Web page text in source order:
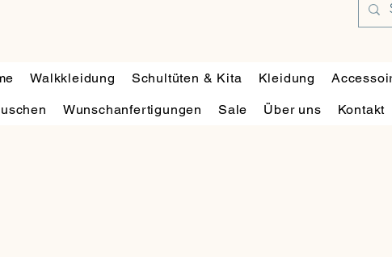
Walkkleidung Schultüten & Kita Kleidung
Wunschanfertigungen Sale Über uns Kontakt